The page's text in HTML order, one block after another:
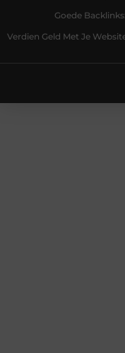
Goede
Verdien Geld Met Je